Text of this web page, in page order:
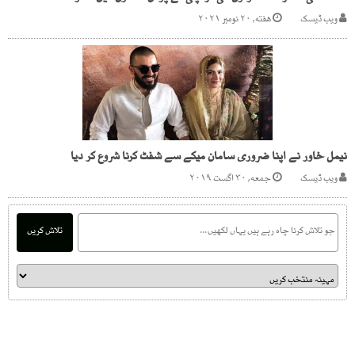
ویب ڈیسک هفته, ۲۰ نومبر ۲۰۲۱
نیمل خاور نے اپنا ضروری سامان میکے سے شفٹ کرنا شروع کر دیا
ویب ڈیسک جمعه, ۳۰ اگست ۲۰۱۹
تلاش کریں